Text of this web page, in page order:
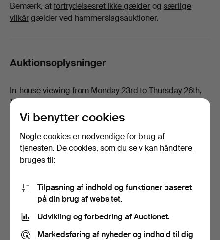
Auction
Bemærk, atfortrydelsesret ikke gælderog særlige
vilkårgælder ved hammerslagsauktioner.
Auktionsoplysninger
In-house viewing from Monday 23rd to Thursday 26th,
10:30am to 5:30pm.
Filtrer
Asian Art - Antique & Decorative - Glas hos
1 genstand
Igangværende
auktioner
Sorter
Vi benytter cookies
Nogle cookies er nødvendige for brug af
tjenesten. De cookies, som du selv kan håndtere,
bruges til:
Tilpasning af indhold og funktioner baseret
på din brug af websitet.
Udvikling og forbedring af Auctionet.
Markedsføring af nyheder og indhold til dig